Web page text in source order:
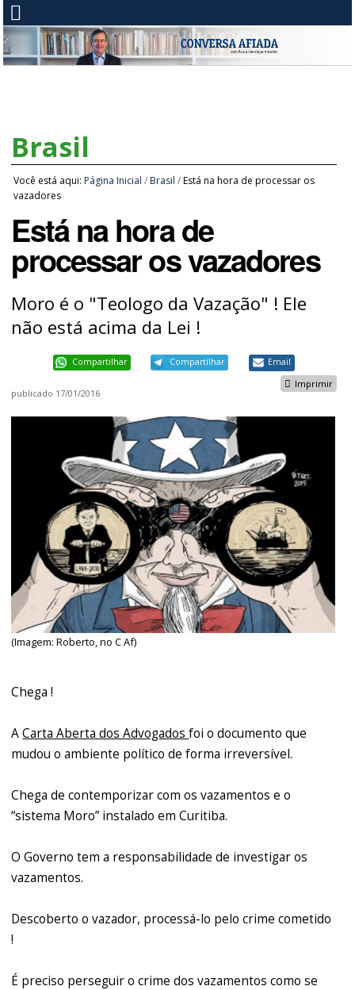
Brasil
Você está aqui: Página Inicial / Brasil /Está na hora de processar os
vazadores
Está na hora de
processar os vazadores
Moro é o "Teologo da Vazação" ! Ele
não está acima da Lei !
Compartilhar Compartilhar Email
Imprimir
publicado 17/01/2016
(Imagem: Roberto, no C Af)
Chega !
ACarta Aberta dos Advogadosfoi o documento que
mudou o ambiente político de forma irreversível.
Chega de contemporizar com os vazamentos e o
“sistema Moro” instalado em Curitiba.
O Governo tem a responsabilidade de investigar os
vazamentos.
Descoberto o vazador, processá-lo pelo crime cometido
!
É preciso perseguir o crime dos vazamentos como se